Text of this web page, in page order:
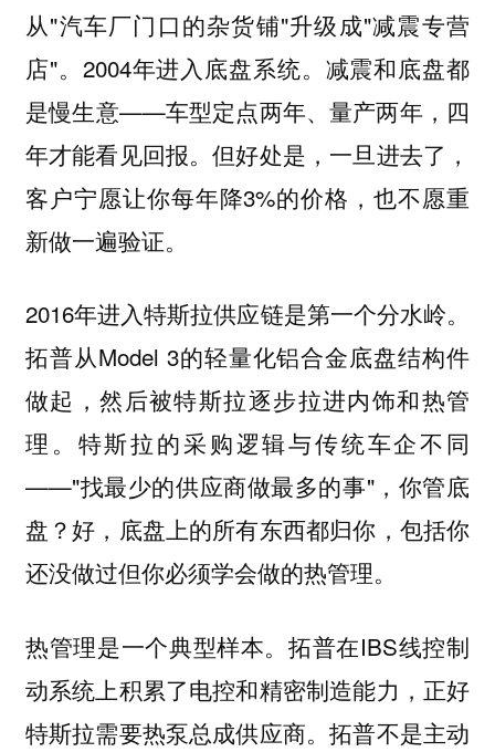
从"汽车厂门口的杂货铺"升级成"减震专营
店"。2004年进入底盘系统。减震和底盘都
是慢生意——车型定点两年、量产两年，四
年才能看见回报。但好处是，一旦进去了，
客户宁愿让你每年降3%的价格，也不愿重
新做一遍验证。
2016年进入特斯拉供应链是第一个分水岭。
拓普从Model 3的轻量化铝合金底盘结构件
做起，然后被特斯拉逐步拉进内饰和热管
理。特斯拉的采购逻辑与传统车企不同
——"找最少的供应商做最多的事"，你管底
盘？好，底盘上的所有东西都归你，包括你
还没做过但你必须学会做的热管理。
热管理是一个典型样本。拓普在IBS线控制
动系统上积累了电控和精密制造能力，正好
特斯拉需要热泵总成供应商。拓普不是主动